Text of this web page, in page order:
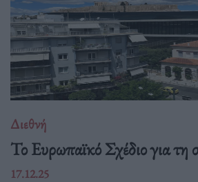
Διεθνή
Το Ευρωπαϊκό Σχέδιο για τη
17.12.25